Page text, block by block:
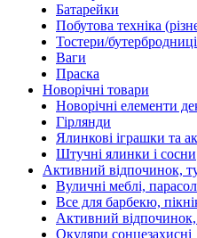
Батарейки
Побутова техніка
Тостери/
Ваги
Праска
Новорічні товари
Новорічні елементи
Гірлянди
Ялинкові іграшки та
Штучні ялинки і сосни
Активний відпочинок,
Вуличні меблі,
Все для барбекю,
Активний відпочинок,
Окуляри сонцезахисні